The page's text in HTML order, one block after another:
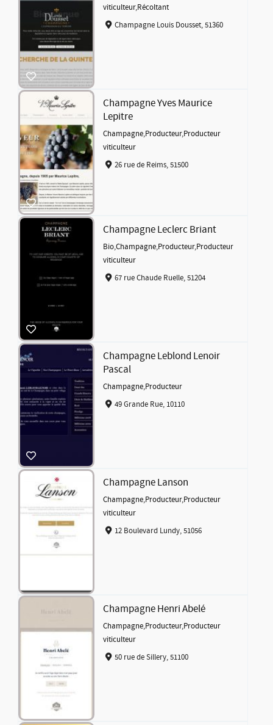
viticulteur,Récoltant
Champagne Louis Dousset, 51360
Champagne Yves Maurice
Lepitre
Champagne,Producteur,Producteur
viticulteur
26 rue de Reims, 51500
Champagne Leclerc Briant
Bio,Champagne,Producteur,Producteur
viticulteur
67 rue Chaude Ruelle, 51204
Champagne Leblond Lenoir
Pascal
Champagne,Producteur
49 Grande Rue, 10110
Champagne Lanson
Champagne,Producteur,Producteur
viticulteur
12 Boulevard Lundy, 51056
Champagne Henri Abelé
Champagne,Producteur,Producteur
viticulteur
50 rue de Sillery, 51100